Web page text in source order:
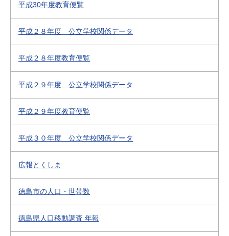
平成30年度教育便覧
平成２８年度 公立学校関係データ
平成２８年度教育便覧
平成２９年度 公立学校関係データ
平成２９年度教育便覧
平成３０年度 公立学校関係データ
広報とくしま
徳島市の人口・世帯数
徳島県人口移動調査 年報